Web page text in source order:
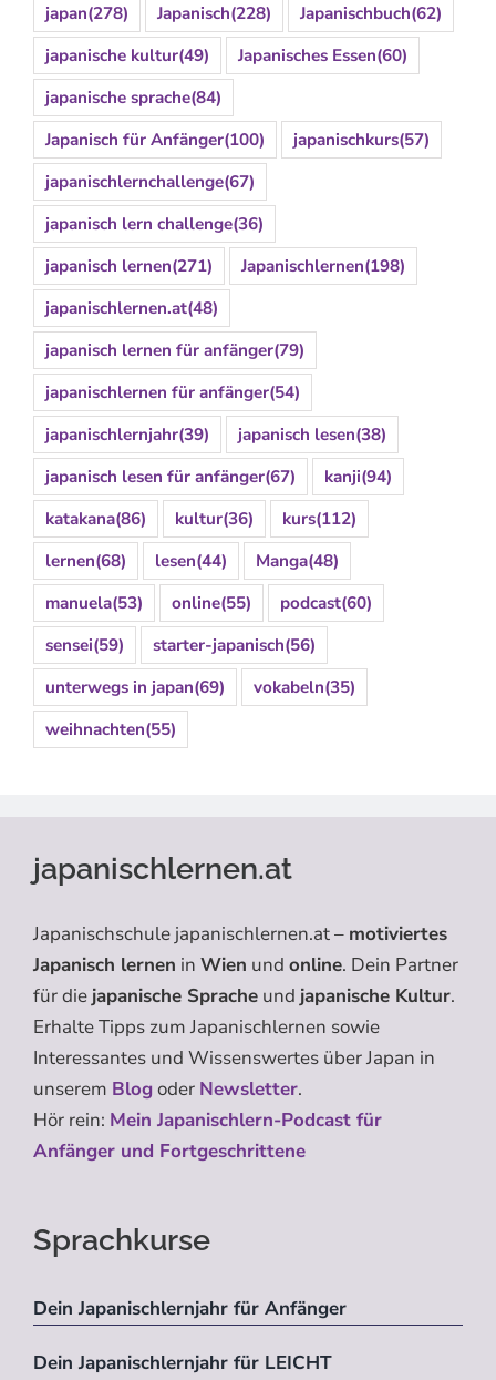
japan(278) Japanisch(228) Japanischbuch(62)
japanische kultur(49) Japanisches Essen(60)
japanische sprache(84)
Japanisch für Anfänger(100) japanischkurs(57)
japanischlernchallenge(67)
japanisch lern challenge(36)
japanisch lernen(271) Japanischlernen(198)
japanischlernen.at(48)
japanisch lernen für anfänger(79)
japanischlernen für anfänger(54)
japanischlernjahr(39) japanisch lesen(38)
japanisch lesen für anfänger(67) kanji(94)
katakana(86) kultur(36) kurs(112)
lernen(68) lesen(44) Manga(48)
manuela(53) online(55) podcast(60)
sensei(59) starter-japanisch(56)
unterwegs in japan(69) vokabeln(35)
weihnachten(55)
japanischlernen.at
Japanischschule japanischlernen.at – motiviertes
Japanisch lernen in Wien und online. Dein Partner
für die japanische Sprache und japanische Kultur.
Erhalte Tipps zum Japanischlernen sowie
Interessantes und Wissenswertes über Japan in
unserem Blogoder Newsletter.
Hör rein: Mein Japanischlern-Podcast für
Anfänger und Fortgeschrittene
Sprachkurse
Dein Japanischlernjahr für Anfänger
Dein Japanischlernjahr für LEICHT